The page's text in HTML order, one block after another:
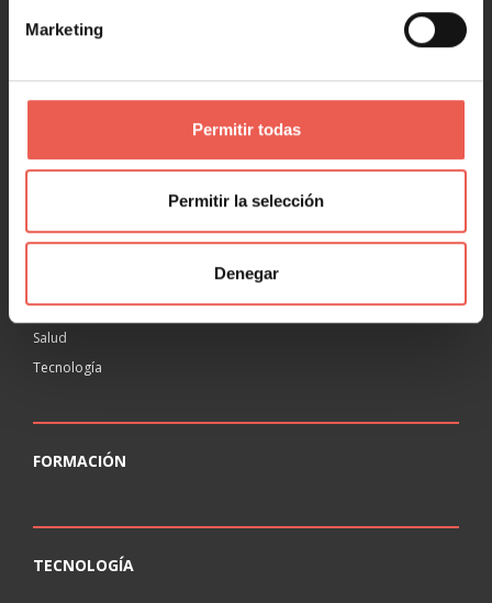
Marketing
Permitir todas
Permitir la selección
Denegar
Emprendimiento y Startups
Inmobiliaria
Ocio
Salud
Tecnología
FORMACIÓN
TECNOLOGÍA